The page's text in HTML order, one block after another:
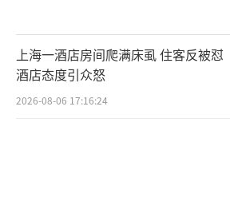
上海一酒店房间爬满床虱 住客反被怼
酒店态度引众怒
2026-08-06 17:16:24